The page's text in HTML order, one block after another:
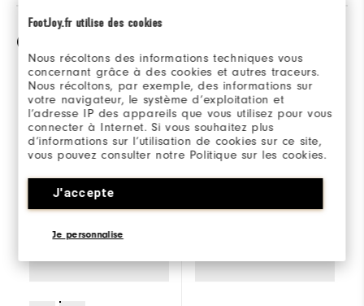
FootJoy.fr utilise des cookies
Nous récoltons des informations techniques vous
concernant grâce à des cookies et autres traceurs.
Nous récoltons, par exemple, des informations sur
votre navigateur, le système d’exploitation et
l’adresse IP des appareils que vous utilisez pour vous
connecter à Internet. Si vous souhaitez plus
d’informations sur l’utilisation de cookies sur ce site,
vous pouvez consulter notre Politique sur les cookies.
J'accepte
Je personnalise
Comparaison
FJ Pulse Women
Sélectionner un
modèle pour
comparer.